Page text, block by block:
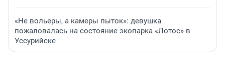
«Не вольеры, а камеры пыток»: девушка
пожаловалась на состояние экопарка «Лотос» в
Уссурийске